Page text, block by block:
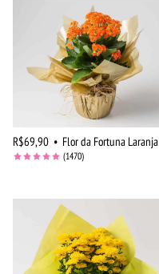
R$69,90 • Flor da Fortuna Laranja
(1470)